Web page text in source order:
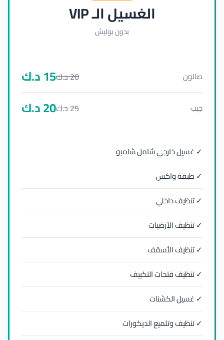
الغسيل الـ VIP
بدون بوليش
صالون 20د.ك15د.ك
جيب 25د.ك20د.ك
✓ غسيل خارجي شامل شامبو
✓ طبقة واكس
✓ تنظيف داخلي
✓ تنظيف الأرضيات
✓ تنظيف الأسقف
✓ تنظيف فتحات التكييف
✓ غسيل الكشنات
✓ تنظيف وتلميع الديكورات